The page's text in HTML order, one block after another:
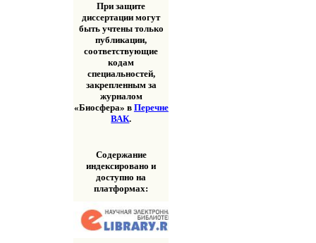
При защите
диссертации могут
быть учтены только
публикации,
соответствующие
кодам
специальностей,
закрепленным за
журналом
«Биосфера» в Перечне
ВАК.
Содержание
индексировано и
доступно на
платформах: